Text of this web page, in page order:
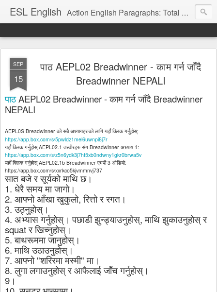
ESL English Action English Paragraphs: Total Physical Response (TPR) Paragraphs for the High School and Adult Language Student
SEP
15
पाठ AEPL02 Breadwinner - काम गर्न जाँदै
Breadwinner NEPALI
पाठAEPL02 Breadwinner -कामगर्नजाँदै Breadwinner
NEPALI
AEPL0S Breadwinner को सबै अध्यायहरुको लागि यहाँ क्लिक गर्नुहोस्:
https://app.box.com/s/5pwldz1mel6uwnpi8j7r
यहाँ क्लिक गर्नुहोस्AEPL02.1 तस्वीरहरु संग Breadwinner अध्याय1:
https://app.box.com/s/z5n6ydk3j7hf5xb0ndwny1gkr0brwa5v
यहाँ क्लिक गर्नुहोस्AEPL02.1b Breadwinner एमपी3 ओडियो:
https://app.box.com/s/xxrkco5kjvmmnvj737
सातबजेरसूर्यकोमाथिछ।
1. धेरैसमयमाजागो।
2. आफ्नोआँखाखुकुलो,रित्तोररगत।
3.उठ्नुहोस्।
4. अभ्यासगर्नुहोस्। पछाडीझुन्ड्याउनुहोस्,माथिझुकाउनुहोस्र
squatरखिच्नुहोस्।
5.बाथरूममाजानुहोस्।
6.माथिउठाउनुहोस्।
7. आफ्नो"शरिरमामस्मी"मा।
8.लुगालगाउनुहोस्रआफैलाईजाँचगर्नुहोस्।
9 ।